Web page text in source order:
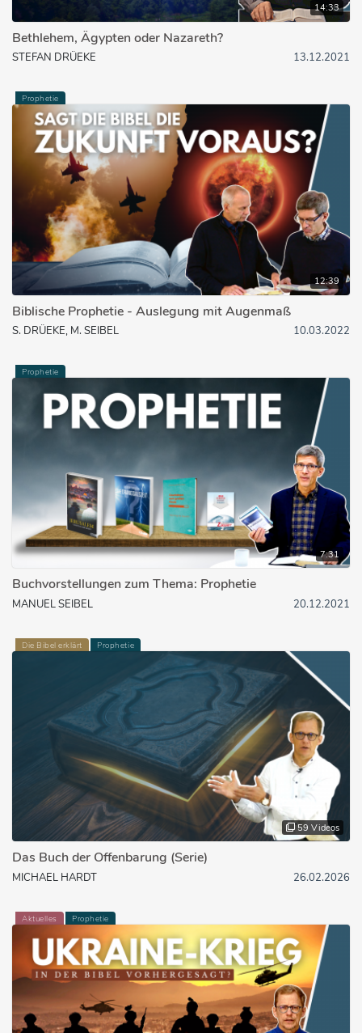
14:33
Bethlehem, Ägypten oder Nazareth?
STEFAN DRÜEKE 13.12.2021
Prophetie
12:39
Biblische Prophetie - Auslegung mit Augenmaß
S. DRÜEKE, M. SEIBEL 10.03.2022
Prophetie
7:31
Buchvorstellungen zum Thema: Prophetie
MANUEL SEIBEL 20.12.2021
Die Bibel erklärt Prophetie
59 Videos
Das Buch der Offenbarung (Serie)
MICHAEL HARDT 26.02.2026
Aktuelles Prophetie